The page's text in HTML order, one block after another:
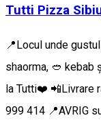
Tutti Pizza
📍Locul unde
shaorma, 🥙 kebab
la Tutti❤️ 📲Livrare
999 414 📍AVRIG